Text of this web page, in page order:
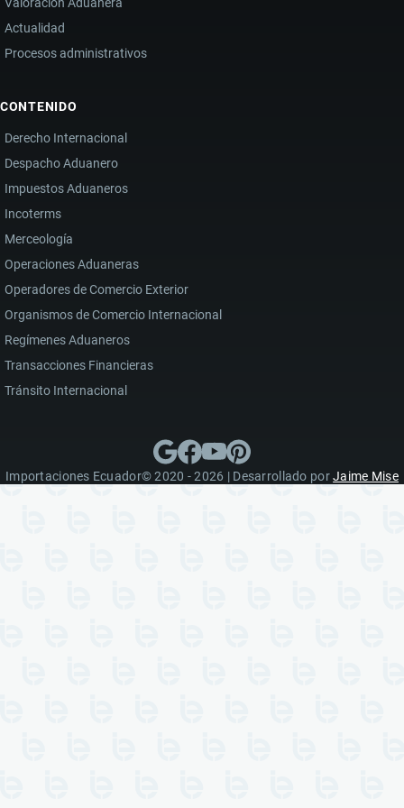
Valoración Aduanera
Actualidad
Procesos administrativos
CONTENIDO
Derecho Internacional
Despacho Aduanero
Impuestos Aduaneros
Incoterms
Merceología
Operaciones Aduaneras
Operadores de Comercio Exterior
Organismos de Comercio Internacional
Regímenes Aduaneros
Transacciones Financieras
Tránsito Internacional
Importaciones Ecuador© 2020 - 2026 | Desarrollado porJaime Mise